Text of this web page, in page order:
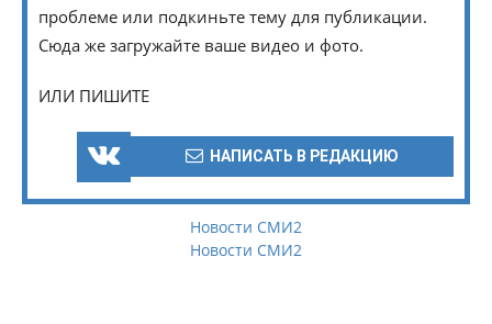
проблеме или подкиньте тему для публикации.
Сюда же загружайте ваше видео и фото.
ИЛИ ПИШИТЕ
НАПИСАТЬ В РЕДАКЦИЮ
Новости СМИ2
Новости СМИ2